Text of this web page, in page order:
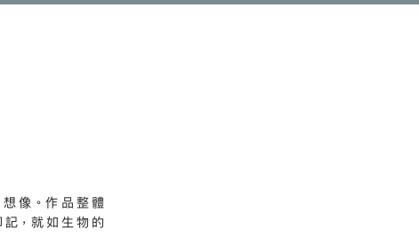
像。作品整體
，就如生物的